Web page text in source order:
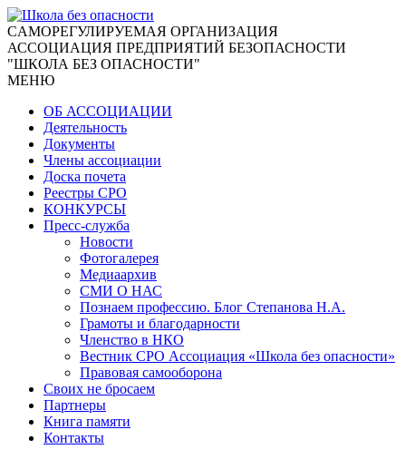
CАМОРЕГУЛИРУЕМАЯ ОРГАНИЗАЦИЯ
АССОЦИАЦИЯ ПРЕДПРИЯТИЙ БЕЗОПАСНОСТИ
"ШКОЛА БЕЗ ОПАСНОСТИ"
МЕНЮ
ОБ АССОЦИАЦИИ
Деятельность
Документы
Члены ассоциации
Доска почета
Реестры СРО
КОНКУРСЫ
Пресс-служба
Новости
Фотогалерея
Медиаархив
СМИ О НАС
Познаем профессию. Блог Степанова Н.А.
Грамоты и благодарности
Членство в НКО
Вестник СРО Ассоциация «Школа без опасности»
Правовая самооборона
Своих не бросаем
Партнеры
Книга памяти
Контакты